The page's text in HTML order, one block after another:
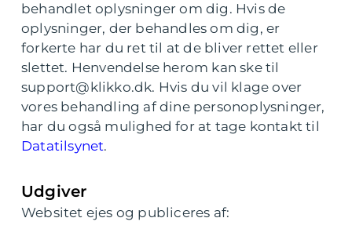
behandlet oplysninger om dig. Hvis de
oplysninger, der behandles om dig, er
forkerte har du ret til at de bliver rettet eller
slettet. Henvendelse herom kan ske til
support@klikko.dk. Hvis du vil klage over
vores behandling af dine personoplysninger,
har du også mulighed for at tage kontakt til
Datatilsynet.
Udgiver
Websitet ejes og publiceres af: